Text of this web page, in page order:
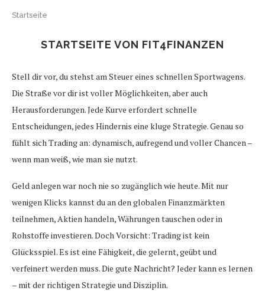
Startseite
STARTSEITE VON FIT4FINANZEN
Stell dir vor, du stehst am Steuer eines schnellen Sportwagens.
Die Straße vor dir ist voller Möglichkeiten, aber auch
Herausforderungen. Jede Kurve erfordert schnelle
Entscheidungen, jedes Hindernis eine kluge Strategie. Genau so
fühlt sich Trading an: dynamisch, aufregend und voller Chancen –
wenn man weiß, wie man sie nutzt.
Geld anlegen war noch nie so zugänglich wie heute. Mit nur
wenigen Klicks kannst du an den globalen Finanzmärkten
teilnehmen, Aktien handeln, Währungen tauschen oder in
Rohstoffe investieren. Doch Vorsicht: Trading ist kein
Glücksspiel. Es ist eine Fähigkeit, die gelernt, geübt und
verfeinert werden muss. Die gute Nachricht? Jeder kann es lernen
– mit der richtigen Strategie und Disziplin.